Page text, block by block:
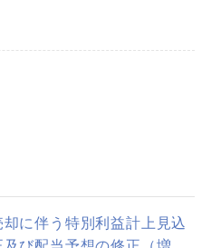
却に伴う特別利益計上見込